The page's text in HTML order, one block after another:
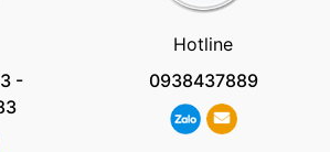
-
Hotline
0938437889